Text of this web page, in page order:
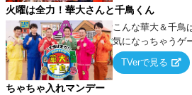
火曜は全力！華大さんと千鳥くん
こんな華大＆千鳥
気になっちゃうゲ
ー！
TVerで見る
ちゃちゃ入れマンデー